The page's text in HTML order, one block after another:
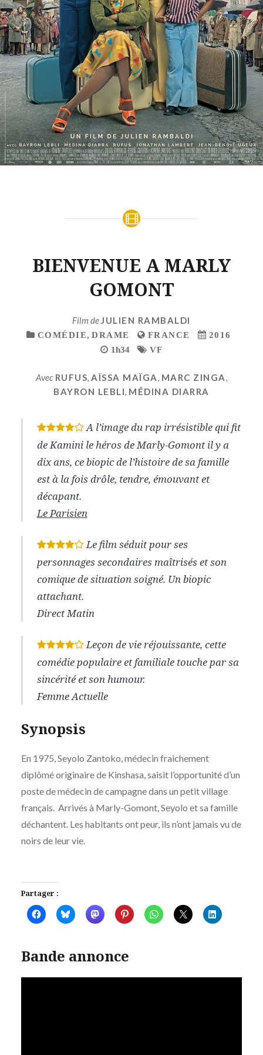
BIENVENUE A MARLY
GOMONT
Film deJULIEN RAMBALDI
COMÉDIE, DRAME FRANCE
2016
1h34
VF
Avec RUFUS, AÏSSA MAÏGA, MARC ZINGA,
BAYRON LEBLI, MÉDINA DIARRA
* * * * A l’image du rap irrésistible qui fit
de Kamini le héros de Marly-Gomont il y a
dix ans, ce biopic de l’histoire de sa famille
est à la fois drôle, tendre, émouvant et
décapant.
Le Parisien
* * * * Le film séduit pour ses
personnages secondaires maîtrisés et son
comique de situation soigné. Un biopic
attachant.
Direct Matin
* * * * Leçon de vie réjouissante, cette
comédie populaire et familiale touche par sa
sincérité et son humour.
Femme Actuelle
Synopsis
En 1975, Seyolo Zantoko, médecin fraichement
diplômé originaire de Kinshasa, saisit l’opportunité d’un
poste de médecin de campagne dans un petit village
français. Arrivés à Marly-Gomont, Seyolo et sa famille
déchantent. Les habitants ont peur, ils n’ont jamais vu de
noirs de leur vie.
Partager :
Bande annonce